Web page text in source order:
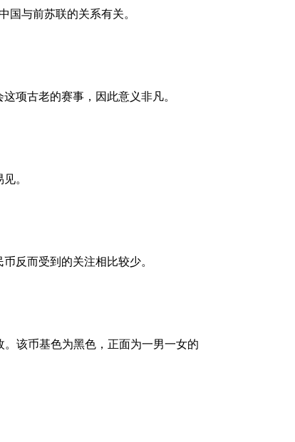
与前苏联的关系有关。
项古老的赛事，因此意义非凡。
。
反而受到的关注相比较少。
该币基色为黑色，正面为一男一女的